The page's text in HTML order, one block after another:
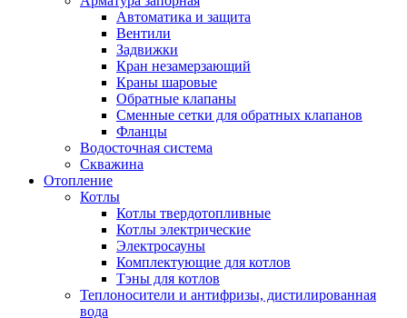
Автоматика и защита
Вентили
Задвижки
Кран незамерзающий
Краны шаровые
Обратные клапаны
Сменные сетки для обратных клапанов
Фланцы
Водосточная система
Скважина
Отопление
Котлы
Котлы твердотопливные
Котлы электрические
Электросауны
Комплектующие для котлов
Тэны для котлов
Теплоносители и антифризы, дистилированная
вода